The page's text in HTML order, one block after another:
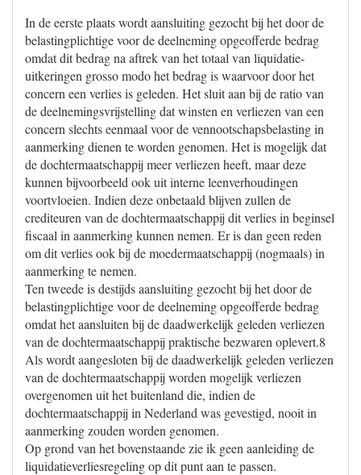
In de eerste plaats wordt aansluiting gezocht bij het door de
belastingplichtige voor de deelneming opgeofferde bedrag
omdat dit bedrag na aftrek van het totaal van liquidatie-
uitkeringen grosso modo het bedrag is waarvoor door het
concern een verlies is geleden. Het sluit aan bij de ratio van
de deelnemingsvrijstelling dat winsten en verliezen van een
concern slechts eenmaal voor de vennootschapsbelasting in
aanmerking dienen te worden genomen. Het is mogelijk dat
de dochtermaatschappij meer verliezen heeft, maar deze
kunnen bijvoorbeeld ook uit interne leenverhoudingen
voortvloeien. Indien deze onbetaald blijven zullen de
crediteuren van de dochtermaatschappij dit verlies in beginsel
fiscaal in aanmerking kunnen nemen. Er is dan geen reden
om dit verlies ook bij de moedermaatschappij (nogmaals) in
aanmerking te nemen.
Ten tweede is destijds aansluiting gezocht bij het door de
belastingplichtige voor de deelneming opgeofferde bedrag
omdat het aansluiten bij de daadwerkelijk geleden verliezen
van de dochtermaatschappij praktische bezwaren oplevert.8
Als wordt aangesloten bij de daadwerkelijk geleden verliezen
van de dochtermaatschappij worden mogelijk verliezen
overgenomen uit het buitenland die, indien de
dochtermaatschappij in Nederland was gevestigd, nooit in
aanmerking zouden worden genomen.
Op grond van het bovenstaande zie ik geen aanleiding de
liquidatieverliesregeling op dit punt aan te passen.